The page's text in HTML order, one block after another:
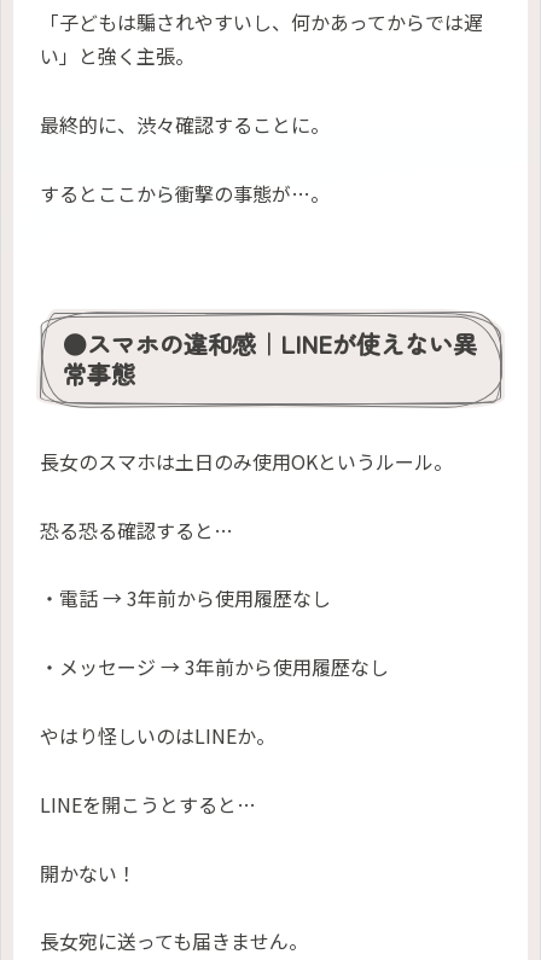
「子どもは騙されやすいし、何かあってからでは遅
い」と強く主張。
最終的に、渋々確認することに。
するとここから衝撃の事態が…。
●スマホの違和感｜LINEが使えない異
常事態
長女のスマホは土日のみ使用OKというルール。
恐る恐る確認すると…
・電話 → 3年前から使用履歴なし
・メッセージ → 3年前から使用履歴なし
やはり怪しいのはLINEか。
LINEを開こうとすると…
開かない！
長女宛に送っても届きません。